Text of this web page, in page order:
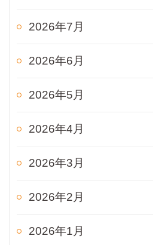
2026年7月
2026年6月
2026年5月
2026年4月
2026年3月
2026年2月
2026年1月